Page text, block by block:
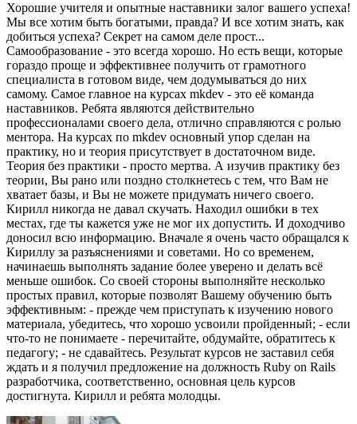
Хорошие учителя и опытные наставники залог вашего успеха!
Мы все хотим быть богатыми, правда? И все хотим знать, как
добиться успеха? Секрет на самом деле прост...
Самообразование - это всегда хорошо. Но есть вещи, которые
гораздо проще и эффективнее получить от грамотного
специалиста в готовом виде, чем додумываться до них
самому. Самое главное на курсах mkdev - это её команда
наставников. Ребята являются действительно
профессионалами своего дела, отлично справляются с ролью
ментора. На курсах по mkdev основный упор сделан на
практику, но и теория присутствует в достаточном виде.
Теория без практики - просто мертва. А изучив практику без
теории, Вы рано или поздно столкнетесь с тем, что Вам не
хватает базы, и Вы не можете придумать ничего своего.
Кирилл никогда не давал скучать. Находил ошибки в тех
местах, где ты кажется уже не мог их допустить. И доходчиво
доносил всю информацию. Вначале я очень часто обращался к
Кириллу за разъяснениями и советами. Но со временем,
начинаешь выполнять задание более уверено и делать всё
меньше ошибок. Со своей стороны выполняйте несколько
простых правил, которые позволят Вашему обучению быть
эффективным: - прежде чем приступать к изучению нового
материала, убедитесь, что хорошо усвоили пройденный; - если
что-то не понимаете - перечитайте, обдумайте, обратитесь к
педагогу; - не сдавайтесь. Результат курсов не заставил себя
ждать и я получил предложение на должность Ruby on Rails
разработчика, соответственно, основная цель курсов
достигнута. Кирилл и ребята молодцы.